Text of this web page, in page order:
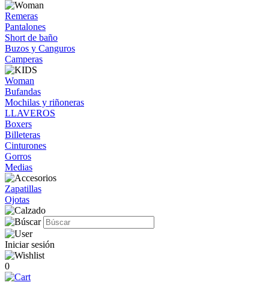
Remeras
Pantalones
Short de baño
Buzos y Canguros
Camperas
Woman
Bufandas
Mochilas y riñoneras
LLAVEROS
Boxers
Billeteras
Cinturones
Gorros
Medias
Zapatillas
Ojotas
Iniciar sesión
0